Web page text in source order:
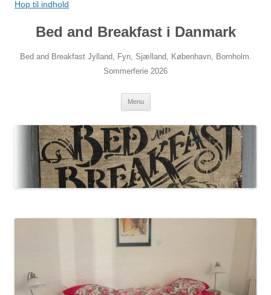
Hop til indhold
Bed and Breakfast i Danmark
Bed and Breakfast Jylland, Fyn, Sjælland, København, Bornholm.
Sommerferie 2026
Menu